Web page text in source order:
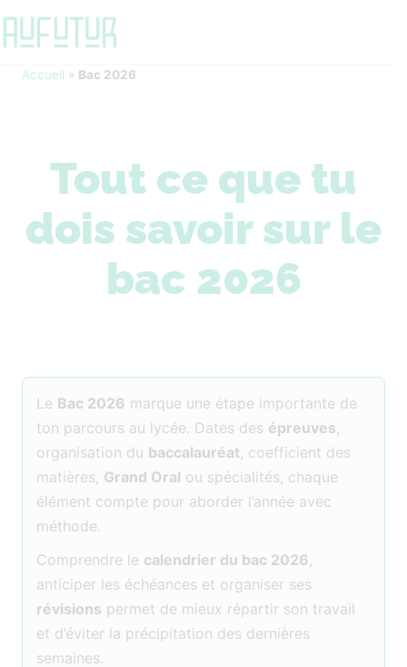
Accueil » Bac 2026
Tout ce que tu
dois savoir sur le
bac 2026
Le Bac 2026 marque une étape importante de
ton parcours au lycée. Dates des épreuves,
organisation du baccalauréat, coefficient des
matières, Grand Oral ou spécialités, chaque
élément compte pour aborder l’année avec
méthode.
Comprendre le calendrier du bac 2026,
anticiper les échéances et organiser ses
révisions permet de mieux répartir son travail
et d’éviter la précipitation des dernières
semaines.